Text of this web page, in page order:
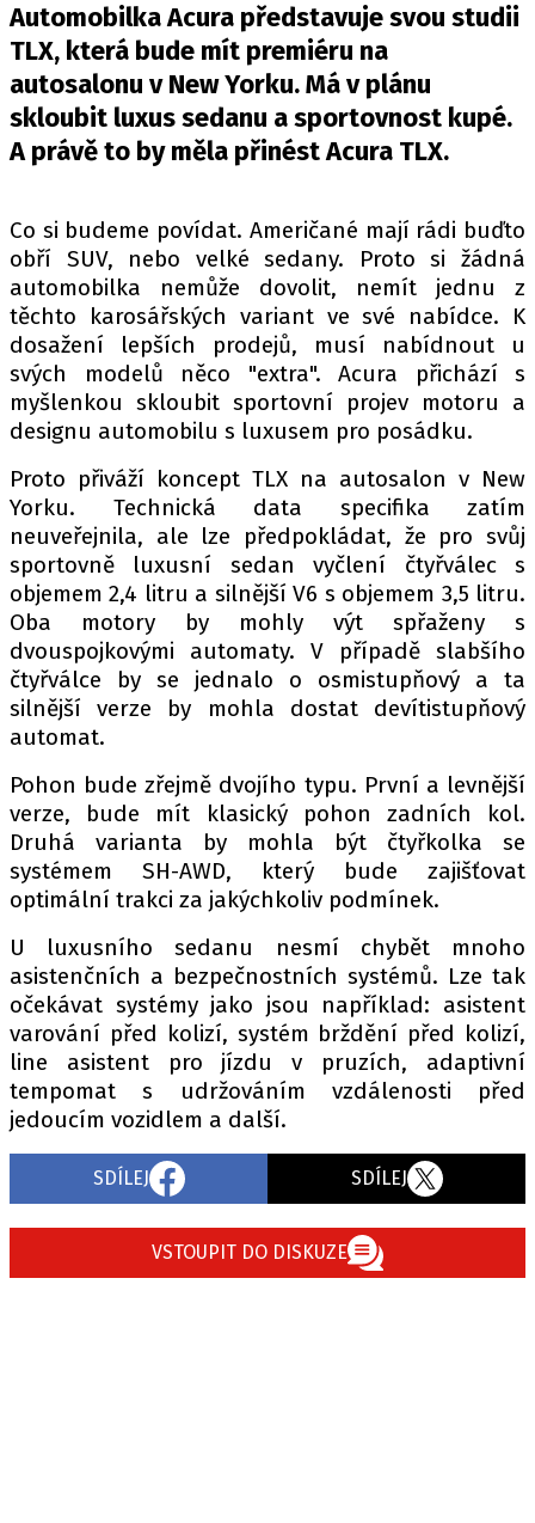
RALLY
OSTATNÍ
TISKOVKY
ROZHOVORY
Z DOMOVA
ZE SVĚTA
MOTORSPORT
PIT LANE
ČEŠI V AKCI
MEZINÁRODNÍ SCÉNA
SLEDUJTE NÁS NA
Máte příběh, fotku nebo video?
Pošlete e-mail na autoroad.cz
KONTAKT
VYDAVATEL
INZERCE
OSOBNÍ ÚDAJE / COOKIES
Provozovatelem serveru autoroad.cz je
INCORP MEDIA GROUP s.r.o., IČ: 118 23 054
Automobilka Acura představuje svou studii
TLX, která bude mít premiéru na
autosalonu v New Yorku. Má v plánu
skloubit luxus sedanu a sportovnost kupé.
A právě to by měla přinést Acura TLX.
Co si budeme povídat. Američané mají rádi buďto
obří SUV, nebo velké sedany. Proto si žádná
automobilka nemůže dovolit, nemít jednu z
těchto karosářských variant ve své nabídce. K
dosažení lepších prodejů, musí nabídnout u
svých modelů něco "extra". Acura přichází s
myšlenkou skloubit sportovní projev motoru a
designu automobilu s luxusem pro posádku.
Proto přiváží koncept TLX na autosalon v New
Yorku. Technická data specifika zatím
neuveřejnila, ale lze předpokládat, že pro svůj
sportovně luxusní sedan vyčlení čtyřválec s
objemem 2,4 litru a silnější V6 s objemem 3,5 litru.
Oba motory by mohly výt spřaženy s
dvouspojkovými automaty. V případě slabšího
čtyřválce by se jednalo o osmistupňový a ta
silnější verze by mohla dostat devítistupňový
automat.
Pohon bude zřejmě dvojího typu. První a levnější
verze, bude mít klasický pohon zadních kol.
Druhá varianta by mohla být čtyřkolka se
systémem SH-AWD, který bude zajišťovat
optimální trakci za jakýchkoliv podmínek.
U luxusního sedanu nesmí chybět mnoho
asistenčních a bezpečnostních systémů. Lze tak
očekávat systémy jako jsou například: asistent
varování před kolizí, systém brždění před kolizí,
line asistent pro jízdu v pruzích, adaptivní
tempomat s udržováním vzdálenosti před
jedoucím vozidlem a další.
SDÍLEJ SDÍLEJ
VSTOUPIT DO DISKUZE